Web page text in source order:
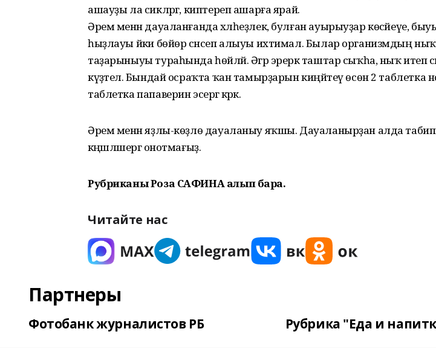
ашауҙы ла сикләргә, киптереп ашарға ярай.
Әрем менән дауаланғанда хәлһеҙлек, булған ауырыуҙар көсәйеүе,
һыҙлауы йәки бөйөр сәнсеп алыуы ихтимал. Былар организмдың
таҙарыныуы тураһында һөйләй. Әгәр эрерәк таштар сыҡһа, ныҡ итеп
күҙәтелә. Бындай осраҡта ҡан тамырҙарын киңәйтеү өсөн 2 таблетка
таблетка папаверин эсергә кәрәк.
Әрем менән яҙлы-көҙлө дауаланыу яҡшы. Дауаланырҙан алда табип
кәңәшләшергә онотмағыҙ.
Рубриканы Роза САФИНА алып бара.
Читайте нас
Партнеры
Фотобанк журналистов РБ Рубрика "Еда и